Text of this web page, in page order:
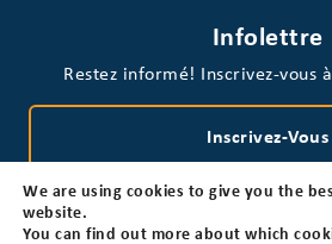
Infolettre
Restez informé! Inscrivez-vous
Inscrivez-Vous
We are using cookies to give you the
website.
You can find out more about which